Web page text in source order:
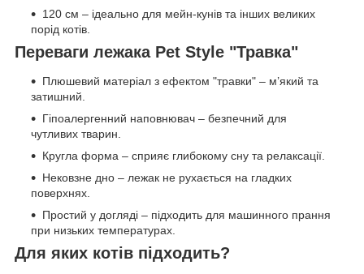
120 см – ідеально для мейн-кунів та інших великих
порід котів.
Переваги лежака Pet Style "Травка"
Плюшевий матеріал з ефектом "травки" – м’який та
затишний.
Гіпоалергенний наповнювач – безпечний для
чутливих тварин.
Кругла форма – сприяє глибокому сну та релаксації.
Нековзне дно – лежак не рухається на гладких
поверхнях.
Простий у догляді – підходить для машинного прання
при низьких температурах.
Для яких котів підходить?